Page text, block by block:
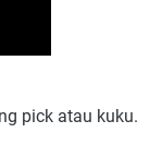
pick atau kuku.